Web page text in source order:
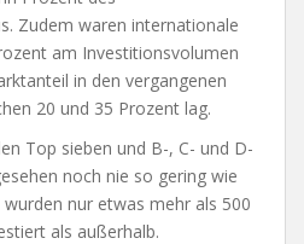
Zudem waren internationale
am Investitionsvolumen
in den vergangenen
20 und 35 Prozent lag.
Top sieben und B-, C- und D-
noch nie so gering wie
nur etwas mehr als 500
als außerhalb.